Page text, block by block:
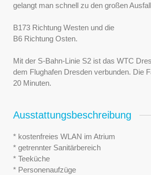
gelangt man schnell zu den großen
B173 Richtung Westen und die
B6 Richtung Osten.
Mit der S-Bahn-Linie S2 ist das WTC
dem Flughafen Dresden verbunden. Die
20 Minuten.
Ausstattungsbeschreibung
* kostenfreies WLAN im Atrium
* getrennter Sanitärbereich
* Teeküche
* Personenaufzüge